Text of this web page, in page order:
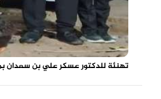
تهنئة للدكتور عسكر علي بن سعدان